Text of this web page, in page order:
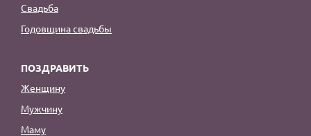
Свадьба
Годовщина свадьбы
ПОЗДРАВИТЬ
Женщину
Мужчину
Маму